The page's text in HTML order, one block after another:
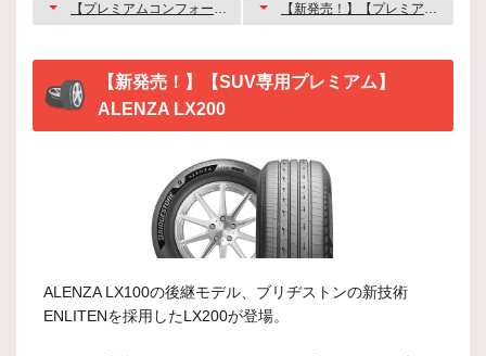
【プレミアムコンフォート】REGNO GR-XⅢ 【新発売！】【プレミアムコンフォート】REGNO GR-XⅢ TYPE RV（ミニバン専用）
【新発売！】【SUV専用プレミアム】
ALENZA LX200
ALENZA LX100の後継モデル、ブリヂストンの新技術
ENLITENを採用したLX200が登場。